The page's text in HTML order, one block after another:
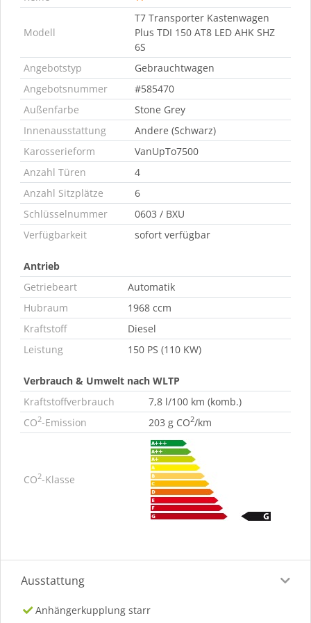
Modell
T7 Transporter Kastenwagen
Plus TDI 150 AT8 LED AHK SHZ
6S
Angebotstyp
Gebrauchtwagen
Angebotsnummer
#585470
Außenfarbe
Stone Grey
Innenausstattung
Andere (Schwarz)
Karosserieform
VanUpTo7500
Anzahl Türen
4
Anzahl Sitzplätze
6
Schlüsselnummer
0603 / BXU
Verfügbarkeit
sofort verfügbar
Antrieb
Getriebeart
Automatik
Hubraum
1968 ccm
Kraftstoff
Diesel
Leistung
150 PS (110 KW)
Verbrauch & Umwelt nach WLTP
Kraftstoffverbrauch
7,8 l/100 km (komb.)
CO2-Emission 203 g CO2/km
CO2-Klasse
Ausstattung
Anhängerkupplung starr